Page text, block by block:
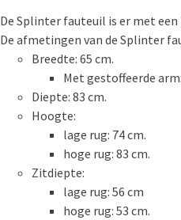
De Splinter fauteuil is er met een
De afmetingen van de Splinter
Breedte: 65 cm.
Met gestoffeerde
Diepte: 83 cm.
Hoogte:
lage rug: 74 cm.
hoge rug: 83 cm.
Zitdiepte:
lage rug: 56 cm
hoge rug: 53 cm.